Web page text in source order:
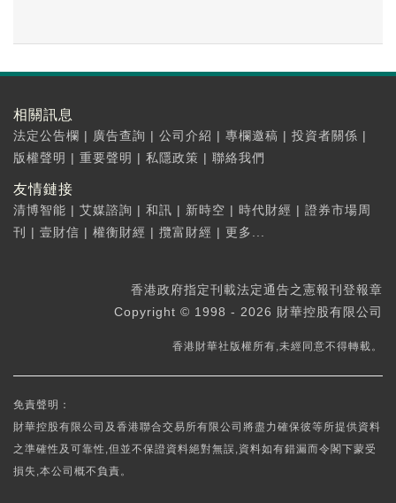
相關訊息
法定公告欄 | 廣告查詢 | 公司介紹 | 專欄邀稿 | 投資者關係 |
版權聲明 | 重要聲明 | 私隱政策 | 聯絡我們
友情鏈接
清博智能 | 艾媒諮詢 | 和訊 | 新時空 | 時代財經 | 證券市場周
刊
| 壹財信 | 權衡財經 | 攬富財經 | 更多...
香港政府指定刊載法定通告之憲報刊登報章
Copyright © 1998 - 2026 財華控股有限公司
香港財華社版權所有,未經同意不得轉載。
免責聲明：
財華控股有限公司及香港聯合交易所有限公司將盡力確保彼等所提供資料
之準確性及可靠性,但並不保證資料絕對無誤,資料如有錯漏而令閣下蒙受
損失,本公司概不負責。